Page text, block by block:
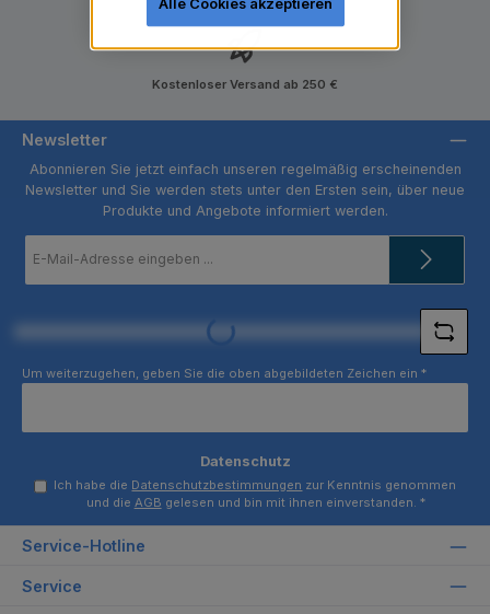
Kostenloser Versand ab 250 €
Newsletter
Abonnieren Sie jetzt einfach unseren regelmäßig erscheinenden
Newsletter und Sie werden stets unter den Ersten sein, über neue
Produkte und Angebote informiert werden.
Mail-
Loading...
Um weiterzugehen, geben Sie die oben abgebildeten Zeichen ein *
Datenschutz
Ich habe die Datenschutzbestimmungen zur Kenntnis genommen
und die AGB gelesen und bin mit ihnen einverstanden. *
Service-Hotline
Service
Alle Cookies akzeptieren